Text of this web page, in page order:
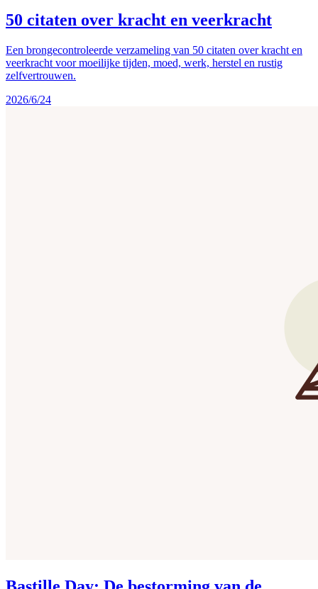
50 citaten over kracht en veerkracht
Een brongecontroleerde verzameling van 50 citaten over kracht en
veerkracht voor moeilijke tijden, moed, werk, herstel en rustig
zelfvertrouwen.
2026/6/24